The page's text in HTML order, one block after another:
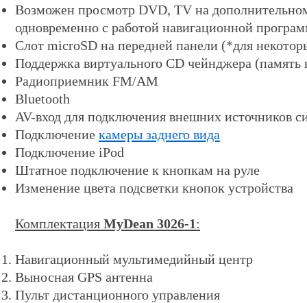
Возможен просмотр DVD, TV на
одновременно с работой навигационной
Слот microSD на передней панели (*для
Поддержка виртуального CD чейнджера (память
Радиоприемник FM/AM
Bluetooth
AV-вход для подключения внешних источников
Подключение камеры заднего вида
Подключение iPod
Штатное подключение к кнопкам на руле
Изменение цвета подсветки кнопок устройства
Комплектация MyDean 3026-1:
Навигационный мультимедийный центр
Выносная GPS антенна
Пульт дистанционного управления